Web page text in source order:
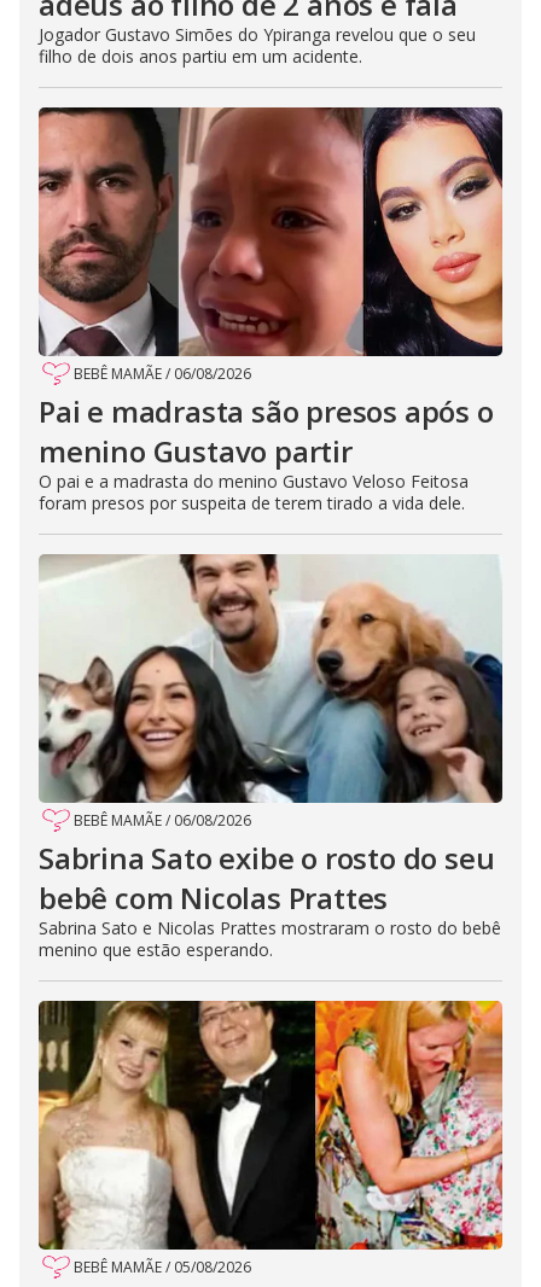
Jogador Gustavo Simões do Ypiranga revelou que o seu
filho de dois anos partiu em um acidente.
BEBÊ MAMÃE/ 06/08/2026
Pai e madrasta são presos após o
menino Gustavo partir
O pai e a madrasta do menino Gustavo Veloso Feitosa
foram presos por suspeita de terem tirado a vida dele.
BEBÊ MAMÃE/ 06/08/2026
Sabrina Sato exibe o rosto do seu
bebê com Nicolas Prattes
Sabrina Sato e Nicolas Prattes mostraram o rosto do bebê
menino que estão esperando.
BEBÊ MAMÃE/ 05/08/2026